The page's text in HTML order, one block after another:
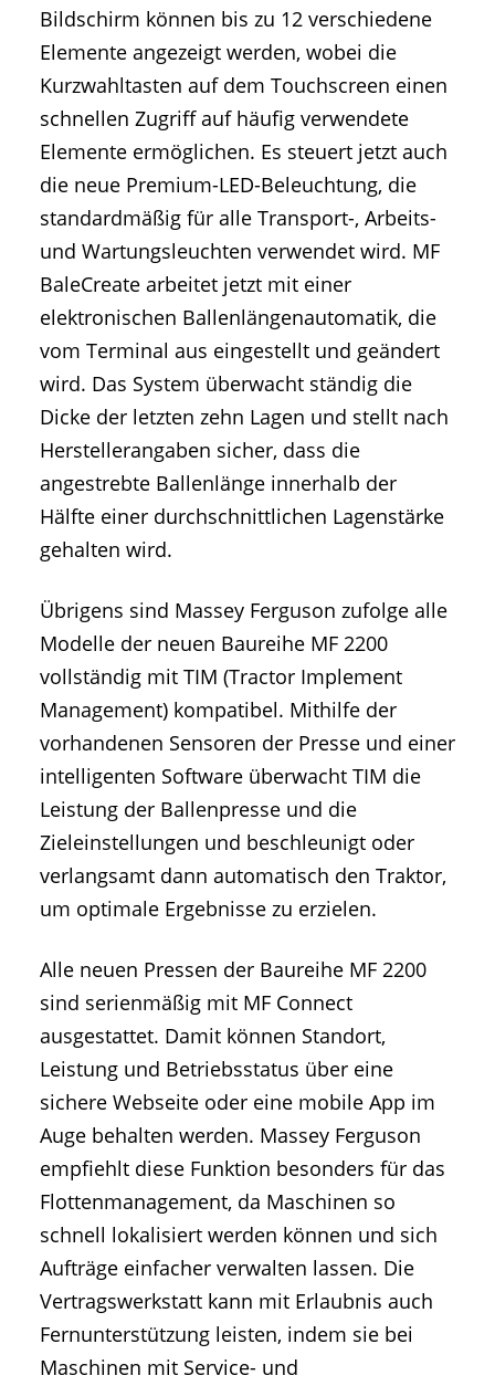
Bildschirm können bis zu 12 verschiedene
Elemente angezeigt werden, wobei die
Kurzwahltasten auf dem Touchscreen einen
schnellen Zugriff auf häufig verwendete
Elemente ermöglichen. Es steuert jetzt auch
die neue Premium-LED-Beleuchtung, die
standardmäßig für alle Transport-, Arbeits-
und Wartungsleuchten verwendet wird. MF
BaleCreate arbeitet jetzt mit einer
elektronischen Ballenlängenautomatik, die
vom Terminal aus eingestellt und geändert
wird. Das System überwacht ständig die
Dicke der letzten zehn Lagen und stellt nach
Herstellerangaben sicher, dass die
angestrebte Ballenlänge innerhalb der
Hälfte einer durchschnittlichen Lagenstärke
gehalten wird.
Übrigens sind Massey Ferguson zufolge alle
Modelle der neuen Baureihe MF 2200
vollständig mit TIM (Tractor Implement
Management) kompatibel. Mithilfe der
vorhandenen Sensoren der Presse und einer
intelligenten Software überwacht TIM die
Leistung der Ballenpresse und die
Zieleinstellungen und beschleunigt oder
verlangsamt dann automatisch den Traktor,
um optimale Ergebnisse zu erzielen.
Alle neuen Pressen der Baureihe MF 2200
sind serienmäßig mit MF Connect
ausgestattet. Damit können Standort,
Leistung und Betriebsstatus über eine
sichere Webseite oder eine mobile App im
Auge behalten werden. Massey Ferguson
empfiehlt diese Funktion besonders für das
Flottenmanagement, da Maschinen so
schnell lokalisiert werden können und sich
Aufträge einfacher verwalten lassen. Die
Vertragswerkstatt kann mit Erlaubnis auch
Fernunterstützung leisten, indem sie bei
Maschinen mit Service- und